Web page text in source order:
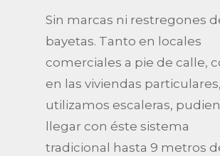
Sin marcas ni restregones
bayetas. Tanto en locales
comerciales a pie de calle,
en las viviendas
utilizamos escaleras,
llegar con éste sistema
tradicional hasta 9 metros